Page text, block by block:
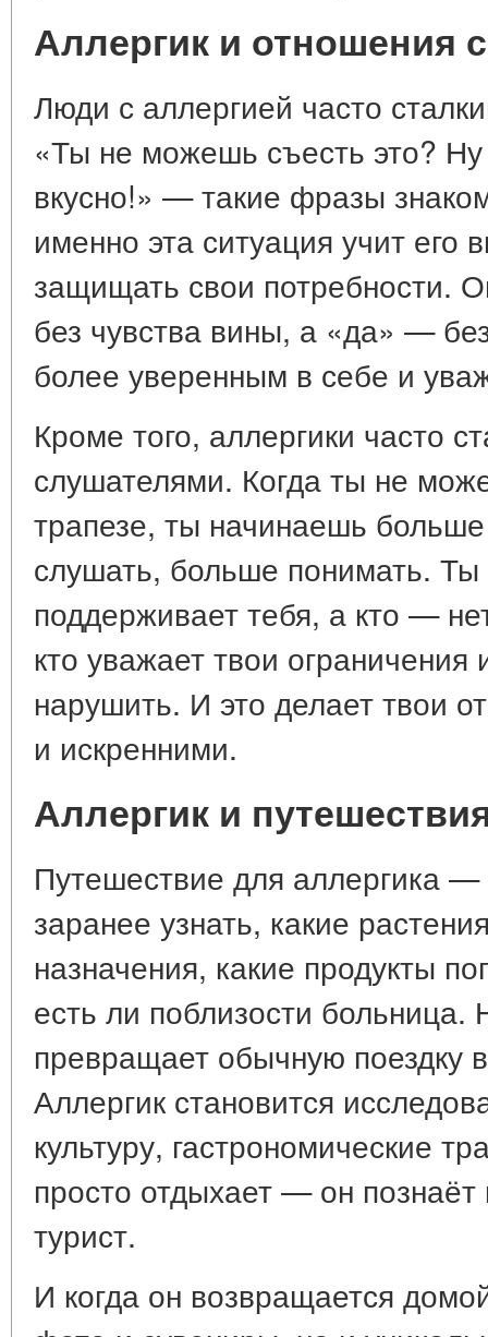
Аллергик и отношения
Люди с аллергией часто
«Ты не можешь съесть это? Ну
вкусно!» — такие фразы
именно эта ситуация учит его
защищать свои потребности.
без чувства вины, а «да» —
более уверенным в себе и
Кроме того, аллергики часто
слушателями. Когда ты не
трапезе, ты начинаешь
слушать, больше понимать.
поддерживает тебя, а кто —
кто уважает твои ограничения
нарушить. И это делает твои
и искренними.
Аллергик и
Путешествие для аллергика —
заранее узнать, какие
назначения, какие продукты
есть ли поблизости больница.
превращает обычную поездку
Аллергик становится
культуру, гастрономические
просто отдыхает — он
турист.
И когда он возвращается